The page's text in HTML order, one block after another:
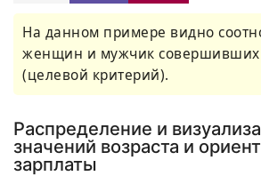
На данном примере видно
женщин и мужчик совершивших
(целевой критерий).
Распределение и
значений возраста и
зарплаты